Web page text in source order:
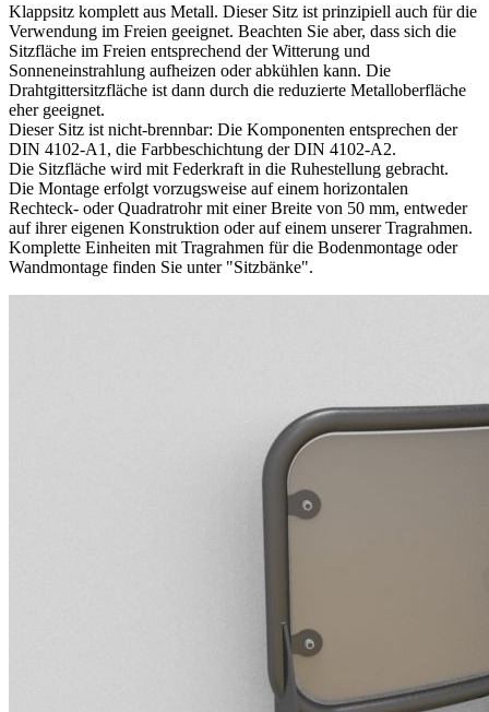
Klappsitz komplett aus Metall. Dieser Sitz ist prinzipiell auch für die
Verwendung im Freien geeignet. Beachten Sie aber, dass sich die
Sitzfläche im Freien entsprechend der Witterung und
Sonneneinstrahlung aufheizen oder abkühlen kann. Die
Drahtgittersitzfläche ist dann durch die reduzierte Metalloberfläche
eher geeignet.
Dieser Sitz ist nicht-brennbar: Die Komponenten entsprechen der
DIN 4102-A1, die Farbbeschichtung der DIN 4102-A2.
Die Sitzfläche wird mit Federkraft in die Ruhestellung gebracht.
Die Montage erfolgt vorzugsweise auf einem horizontalen
Rechteck- oder Quadratrohr mit einer Breite von 50 mm, entweder
auf ihrer eigenen Konstruktion oder auf einem unserer Tragrahmen.
Komplette Einheiten mit Tragrahmen für die Bodenmontage oder
Wandmontage finden Sie unter "Sitzbänke".